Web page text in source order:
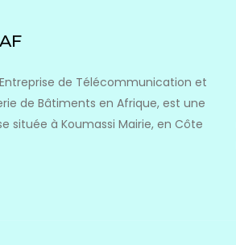
Entreprise de Télécommunication et
de Bâtiments en Afrique, est une
située à Koumassi Mairie, en Côte